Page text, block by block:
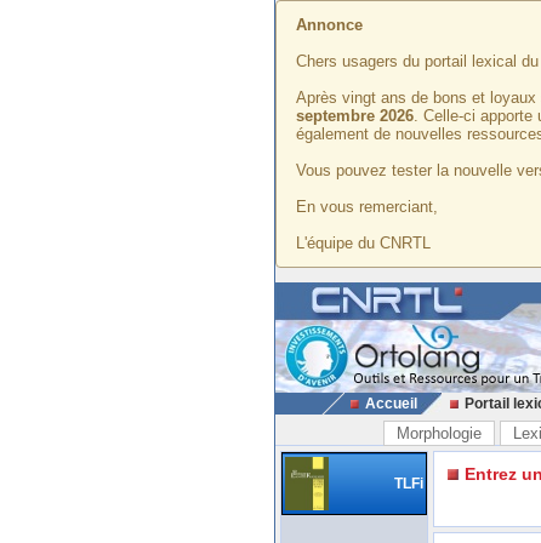
Annonce
Chers usagers du portail lexical du
Après vingt ans de bons et
septembre 2026. Celle-ci apporte
également de nouvelles
Vous pouvez tester la nouvelle
En vous remerciant,
L'équipe du CNRTL
Accueil Portail
Morphologie
TLFi Entrez